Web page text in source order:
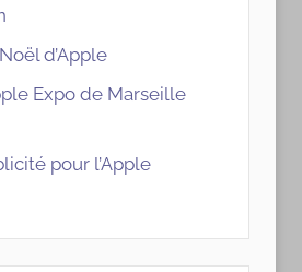
d’Apple
Expo de Marseille
pour l’Apple